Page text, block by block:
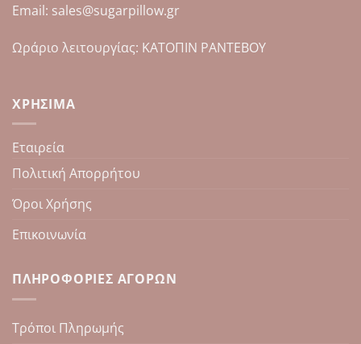
Email: sales@sugarpillow.gr
Ωράριο λειτουργίας: ΚΑΤΟΠΙΝ ΡΑΝΤΕΒΟΥ
ΧΡΉΣΙΜΑ
Εταιρεία
Πολιτική Απορρήτου
Όροι Χρήσης
Επικοινωνία
ΠΛΗΡΟΦΟΡΊΕΣ ΑΓΟΡΏΝ
Τρόποι Πληρωμής